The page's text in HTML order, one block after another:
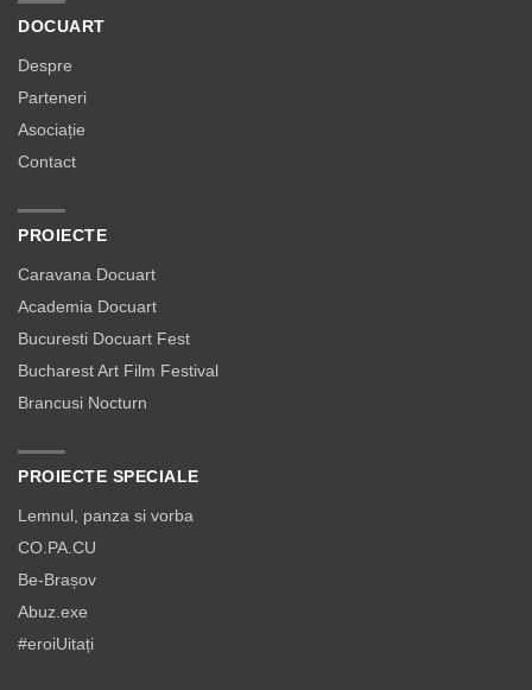
DOCUART
Despre
Parteneri
Asociație
Contact
PROIECTE
Caravana Docuart
Academia Docuart
Bucuresti Docuart Fest
Bucharest Art Film Festival
Brancusi Nocturn
PROIECTE SPECIALE
Lemnul, panza si vorba
CO.PA.CU
Be-Brașov
Abuz.exe
#eroiUitați